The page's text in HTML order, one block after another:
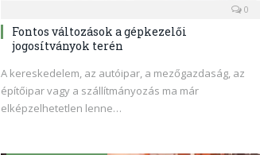
0
Fontos változások a gépkezelői
jogosítványok terén
A kereskedelem, az autóipar, a mezőgazdaság, az
építőipar vagy a szállítmányozás ma már
elképzelhetetlen lenne…